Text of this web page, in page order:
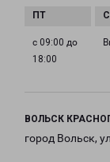
с 09:00 до
18:00
ВОЛЬСК
город Вольск,